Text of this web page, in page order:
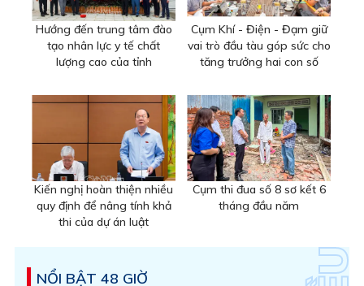
Hướng đến trung tâm đào
tạo nhân lực y tế chất
lượng cao của tỉnh
Cụm Khí - Điện - Đạm giữ
vai trò đầu tàu góp sức cho
tăng trưởng hai con số
Kiến nghị hoàn thiện nhiều
quy định để nâng tính khả
thi của dự án luật
Cụm thi đua số 8 sơ kết 6
tháng đầu năm
NỔI BẬT 48 GIỜ